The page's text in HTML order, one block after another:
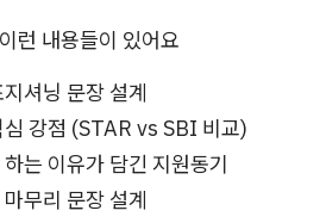
런 내용들이 있어요
셔닝 문장 설계
강점 (STAR vs SBI 비교)
는 이유가 담긴 지원동기
무리 문장 설계